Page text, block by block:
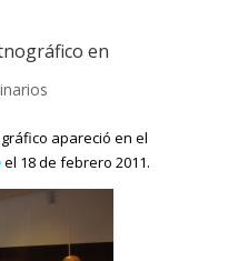
en
apareció en el
el 18 de febrero 2011.